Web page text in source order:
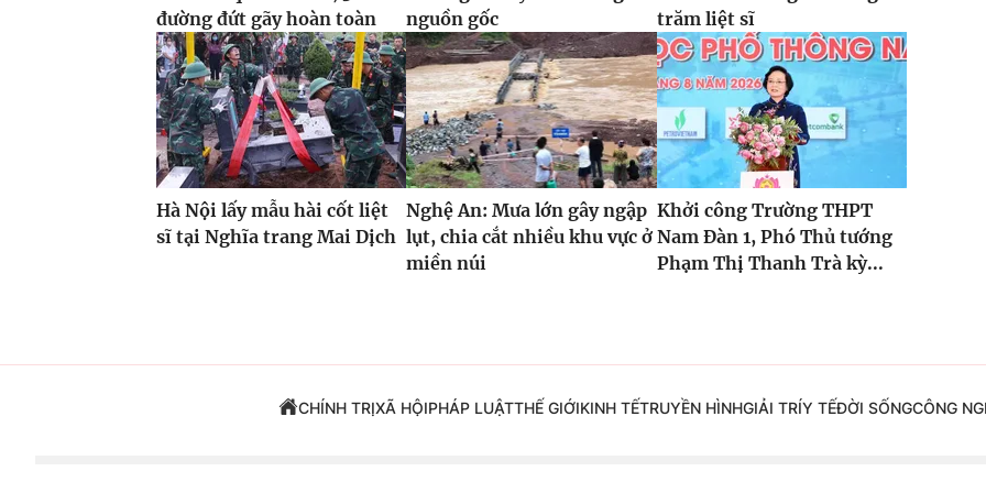
đường đứt gãy hoàn toàn
nguồn gốc
trăm liệt sĩ
Hà Nội lấy mẫu hài cốt liệt
sĩ tại Nghĩa trang Mai Dịch
Nghệ An: Mưa lớn gây ngập
lụt, chia cắt nhiều khu vực ở
miền núi
Khởi công Trường THPT
Nam Đàn 1, Phó Thủ tướng
Phạm Thị Thanh Trà kỳ...
CHÍNH TRỊXÃ HỘIPHÁP LUẬTTHẾ GIỚIKINH TẾTRUYỀN HÌNHGIẢI TRÍY TẾĐỜI SỐNGCÔNG